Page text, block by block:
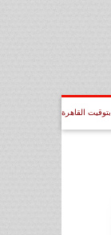
بتوقيت القاهرة